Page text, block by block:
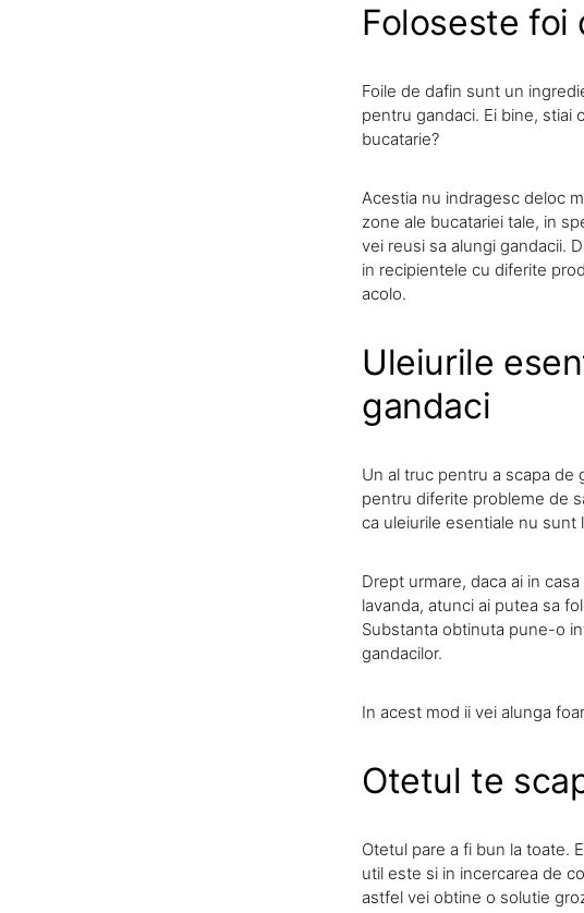
Foloseste foi
Foile de dafin sunt un
pentru gandaci. Ei bine, stiai
bucatarie?
Acestia nu indragesc deloc
zone ale bucatariei tale, in
vei reusi sa alungi gandacii.
in recipientele cu diferite
acolo.
Uleiurile
gandaci
Un al truc pentru a scapa de
pentru diferite probleme de
ca uleiurile esentiale nu sunt
Drept urmare, daca ai in
lavanda, atunci ai putea sa
Substanta obtinuta pune-o
gandacilor.
In acest mod ii vei alunga
Otetul te
Otetul pare a fi bun la toate.
util este si in incercarea de
astfel vei obtine o solutie